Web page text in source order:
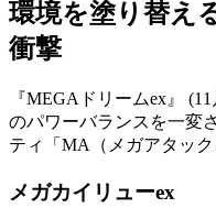
環境を塗り替え
衝撃
『MEGAドリームex』
のパワーバランスを一変
ティ「MA（メガアタック
メガカイリューex